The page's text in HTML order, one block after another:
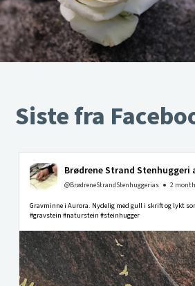
Siste fra
Brødrene Strand Stenhuggeri
@BrødreneStrandStenhuggerias 2
Gravminne i Aurora. Nydelig med gull i skrift og lykt
#gravstein #naturstein #steinhugger